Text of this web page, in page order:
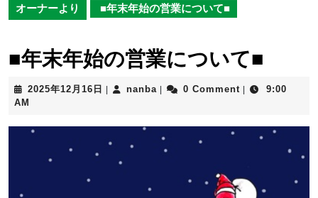
オーナーより ■年末年始の営業について■
■年末年始の営業について■
2025年12月16日 2025
月
16
nanba nanba0 Comment
9:00
AM